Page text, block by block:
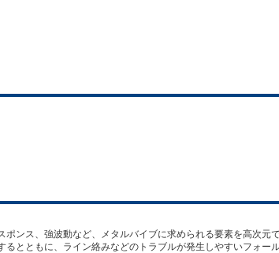
ンス、強波動など、メタルバイブに求められる要素を高次元
とともに、ライン絡みなどのトラブルが発生しやすいフォー